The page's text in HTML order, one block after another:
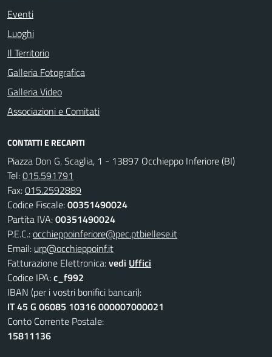
Eventi
Luoghi
Il Territorio
Galleria Fotografica
Galleria Video
Associazioni e Comitati
CONTATTI E RECAPITI
Piazza Don G. Scaglia, 1 - 13897 Occhieppo Inferiore (BI)
Tel:015.591791
Fax:015.2592889
Codice Fiscale:00351490024
Partita IVA:00351490024
P.E.C.:occhieppoinferiore@pec.ptbiellese.it
Email: urp@occhieppoinf.it
Fatturazione Elettronica:vedi Uffici
Codice IPA:c_f992
IBAN (per i vostri bonifici bancari):
IT 45 G 06085 10316 000007000021
Conto Corrente Postale:
15811136